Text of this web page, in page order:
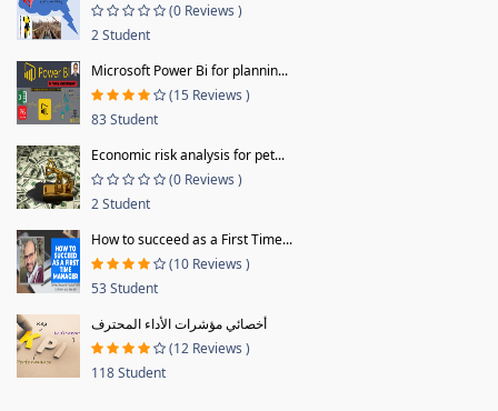
(0 Reviews )
2 Student
Microsoft Power Bi for plannin...
(15 Reviews )
83 Student
Economic risk analysis for pet...
(0 Reviews )
2 Student
How to succeed as a First Time...
(10 Reviews )
53 Student
أخصائي مؤشرات الأداء المحترف
(12 Reviews )
118 Student